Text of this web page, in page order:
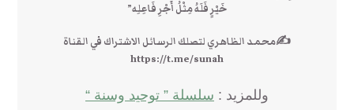
خَيْرٍ فَلَهُ مِثْلُ أَجْرِ فَاعِلِه”
✍محمد الظاهري لتصلك الرسائل الاشتراك في القناة
https://t.me/sunah
وللمزيد : سلسلة ” توحيد وسنة “